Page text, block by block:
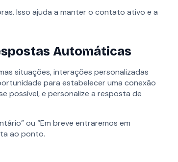
Isso ajuda a manter o contato ativo e a
Automáticas
situações, interações personalizadas
para estabelecer uma conexão
possível, e personalize a resposta de
ou “Em breve entraremos em
ao ponto.
Conj. 1102, Jardim Paulistano - São Paulo/SP